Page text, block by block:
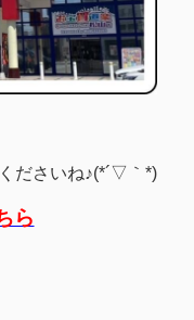
ださいね♪(*´▽｀*)
ら